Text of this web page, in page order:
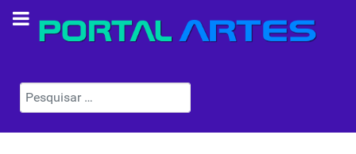
Pesquisar